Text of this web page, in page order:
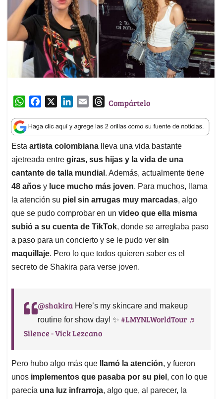
W
a
t
s
A
p
p
c
e
b
o
o
k
n
k
e
d
n
a
i
l
T
r
e
a
d
s
Compártelo
Esta artista colombiana lleva una vida bastante
ajetreada entre giras, sus hijas y la vida de una
cantante de talla mundial . Además, actualmente tiene
48 años y luce mucho más joven. Para muchos, llama
la atención su piel sin arrugas muy marcadas, algo
que se pudo comprobar en un video que ella misma
subió a su cuenta de TikTok, donde se arreglaba paso
a paso para un concierto y se le pudo ver sin
maquillaje. Pero lo que todos quieren saber es el
secreto de Shakira para verse joven.
@shakira Here’s my skincare and makeup
routine for show day! ✨ #LMYNLWorldTour ♬
Silence - Vick Lezcano
Pero hubo algo más que llamó la atención, y fueron
unos implementos que pasaba por su piel , con lo que
parecía una luz infrarroja, algo que, al parecer, la